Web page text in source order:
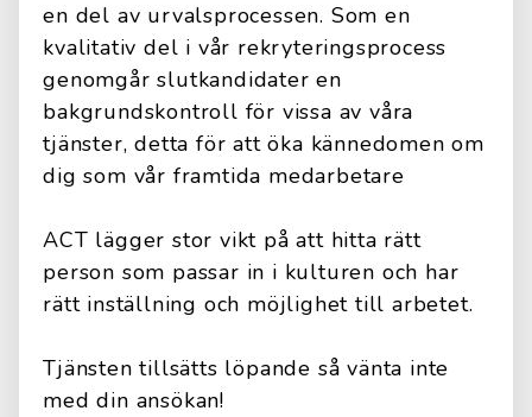
en del av urvalsprocessen. Som en
kvalitativ del i vår rekryteringsprocess
genomgår slutkandidater en
bakgrundskontroll för vissa av våra
tjänster, detta för att öka kännedomen om
dig som vår framtida medarbetare
ACT lägger stor vikt på att hitta rätt
person som passar in i kulturen och har
rätt inställning och möjlighet till arbetet.
Tjänsten tillsätts löpande så vänta inte
med din ansökan!